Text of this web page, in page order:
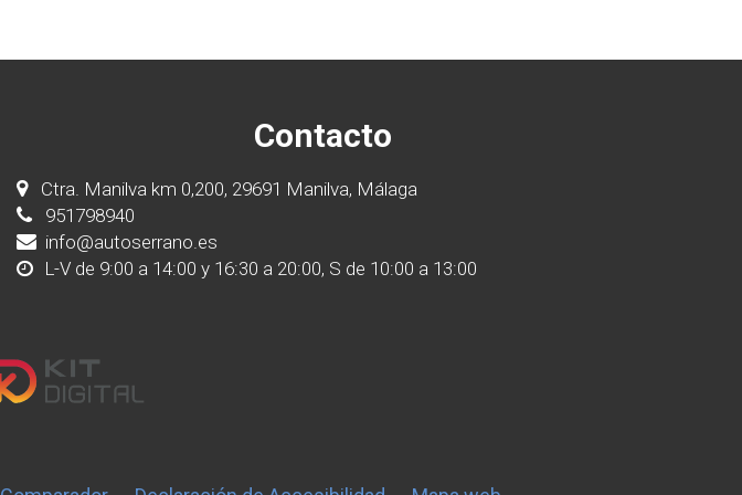
Contacto
Ctra. Manilva km 0,200, 29691 Manilva, Málaga
951798940
info@autoserrano.es
L-V de 9:00 a 14:00 y 16:30 a 20:00, S de 10:00 a 13:00